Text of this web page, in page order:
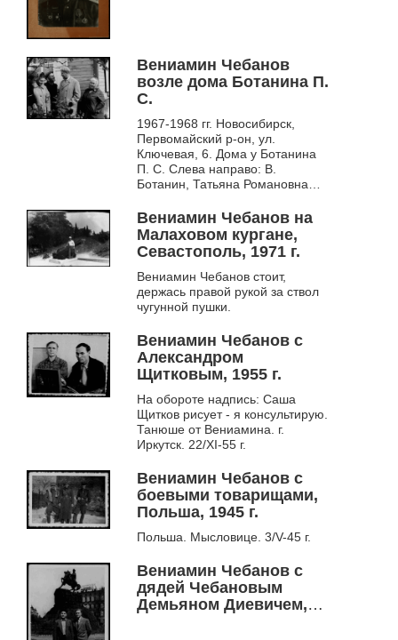
Вениамин Чебанов
возле дома Ботанина П.
С.
1967-1968 гг. Новосибирск,
Первомайский р-он, ул.
Ключевая, 6. Дома у Ботанина
П. С. Слева направо: В.
Ботанин, Татьяна Романовна
Ботанин, В. К. Чебанов, Мария
Ивановна Ботанина....
Вениамин Чебанов на
Малаховом кургане,
Севастополь, 1971 г.
Вениамин Чебанов стоит,
держась правой рукой за ствол
чугунной пушки.
Вениамин Чебанов с
Александром
Щитковым, 1955 г.
На обороте надпись: Саша
Щитков рисует - я консультирую.
Танюше от Вениамина. г.
Иркутск. 22/XI-55 г.
Вениамин Чебанов с
боевыми товарищами,
Польша, 1945 г.
Польша. Мысловице. 3/V-45 г.
Вениамин Чебанов с
дядей Чебановым
Демьяном Диевичем,